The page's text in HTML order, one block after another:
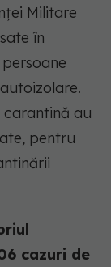
Militare
în
carantină au
pentru
cazuri de